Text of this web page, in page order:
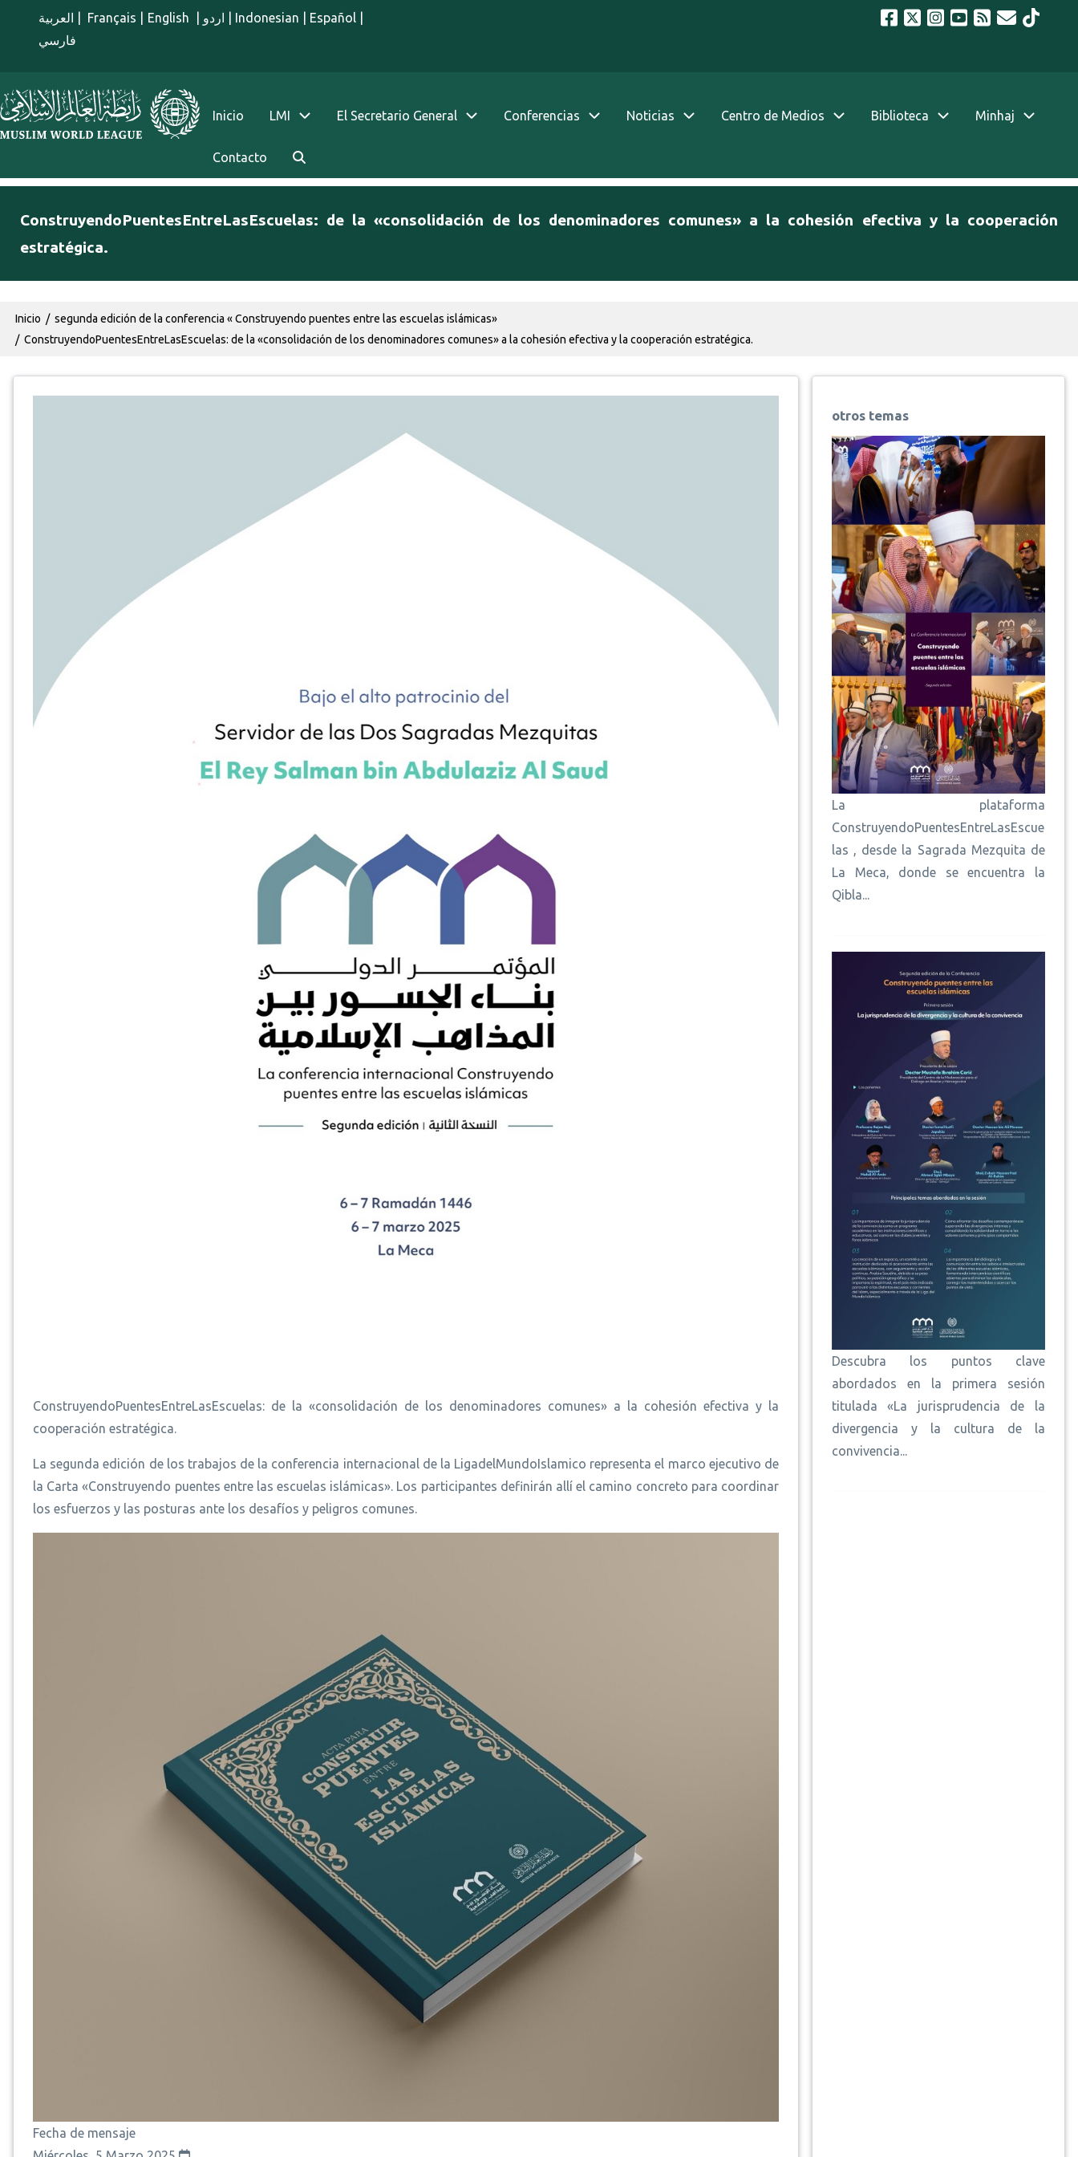
Pasar al contenido principal
العربية Français English اردو Indonesian Español
فارسي
menu spanish
Inicio LMI El Secretario General Conferencias Noticias Centro de Medios Biblioteca Minhaj
Contacto
ConstruyendoPuentesEntreLasEscuelas: de la «consolidación de los denominadores comunes» a la cohesión efectiva y la cooperación
estratégica.
Ruta de navegación
Inicio
segunda edición de la conferencia « Construyendo puentes entre las escuelas islámicas»
ConstruyendoPuentesEntreLasEscuelas: de la «consolidación de los denominadores comunes» a la cohesión efectiva y la cooperación estratégica.
ConstruyendoPuentesEntreLasEscuelas: de la «consolidación de los denominadores comunes» a la cohesión efectiva y la
cooperación estratégica.
La segunda edición de los trabajos de la conferencia internacional de la LigadelMundoIslamico representa el marco ejecutivo de
la Carta «Construyendo puentes entre las escuelas islámicas». Los participantes definirán allí el camino concreto para coordinar
los esfuerzos y las posturas ante los desafíos y peligros comunes.
Fecha de mensaje
otros temas
La plataforma
ConstruyendoPuentesEntreLasEscue
las , desde la Sagrada Mezquita de
La Meca, donde se encuentra la
Qibla...
Descubra los puntos clave
abordados en la primera sesión
titulada «La jurisprudencia de la
divergencia y la cultura de la
convivencia...